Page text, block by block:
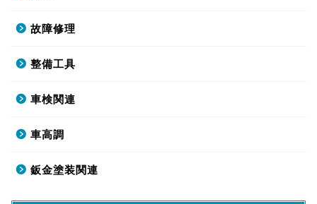
故障修理
整備工具
車検関連
車高調
鈑金塗装関連